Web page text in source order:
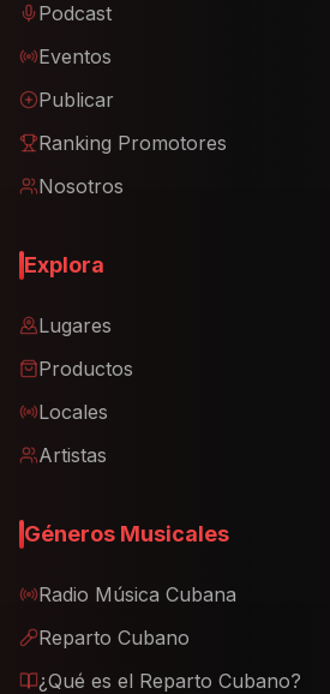
Podcast
Eventos
Publicar
Ranking Promotores
Nosotros
Explora
Lugares
Productos
Locales
Artistas
Géneros Musicales
Radio Música Cubana
Reparto Cubano
¿Qué es el Reparto Cubano?